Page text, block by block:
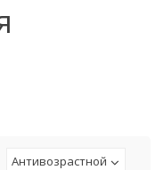
Антивозрастной